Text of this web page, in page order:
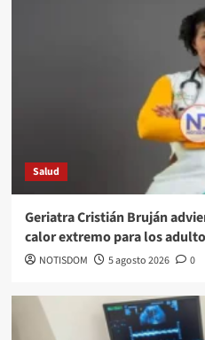
Salud
Geriatra Cristián Bruján
calor extremo para los
NOTISDOM 5 agosto 2026 0